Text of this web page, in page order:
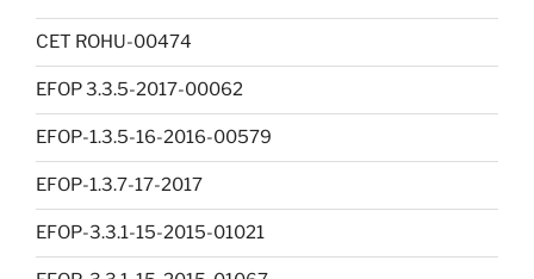
CET ROHU-00474
EFOP 3.3.5-2017-00062
EFOP-1.3.5-16-2016-00579
EFOP-1.3.7-17-2017
EFOP-3.3.1-15-2015-01021